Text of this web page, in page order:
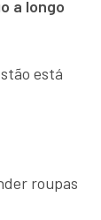
a longo
está
roupas